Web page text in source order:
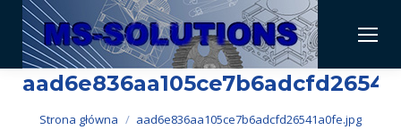
Jesteś tutaj:
Strona główna aad6e836aa105ce7b6adcfd26541a0fe.jpg